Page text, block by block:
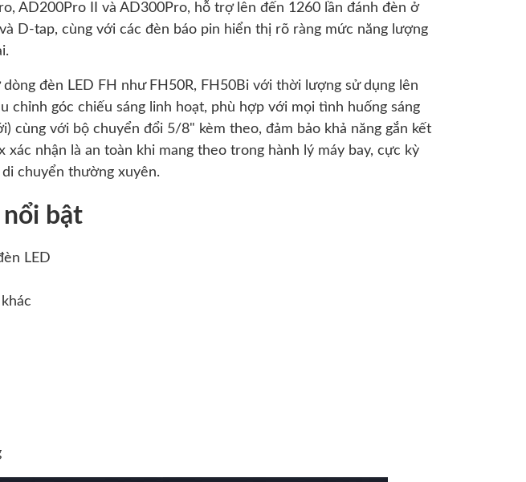
AD200Pro II và AD300Pro, hỗ trợ lên đến 1260 lần đánh đèn ở
D-tap, cùng với các đèn báo pin hiển thị rõ ràng mức năng lượng
đèn LED FH như FH50R, FH50Bi với thời lượng sử dụng lên
chỉnh góc chiếu sáng linh hoạt, phù hợp với mọi tình huống sáng
với bộ chuyển đổi 5/8" kèm theo, đảm bảo khả năng gắn kết
nhận là an toàn khi mang theo trong hành lý máy bay, cực kỳ
chuyển thường xuyên.
bật
LED